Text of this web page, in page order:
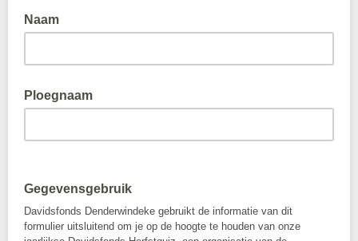
Naam
Ploegnaam
Gegevensgebruik
Davidsfonds Denderwindeke gebruikt de informatie van dit
formulier uitsluitend om je op de hoogte te houden van onze